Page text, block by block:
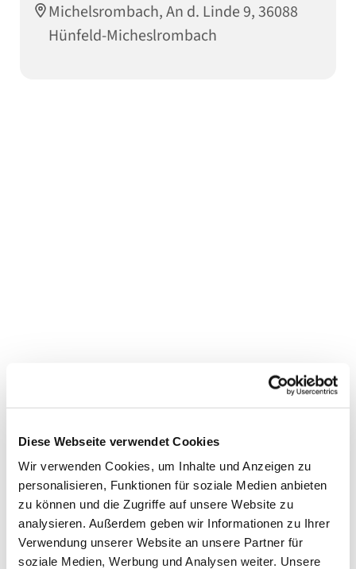
Diese Webseite verwendet Cookies
Wir verwenden Cookies, um Inhalte und Anzeigen zu
personalisieren, Funktionen für soziale Medien anbieten
zu können und die Zugriffe auf unsere Website zu
analysieren. Außerdem geben wir Informationen zu Ihrer
Verwendung unserer Website an unsere Partner für
soziale Medien, Werbung und Analysen weiter. Unsere
Michelsrombach, An d. Linde 9, 36088
Hünfeld-Micheslrombach
Dies könnte Sie auch
interessieren